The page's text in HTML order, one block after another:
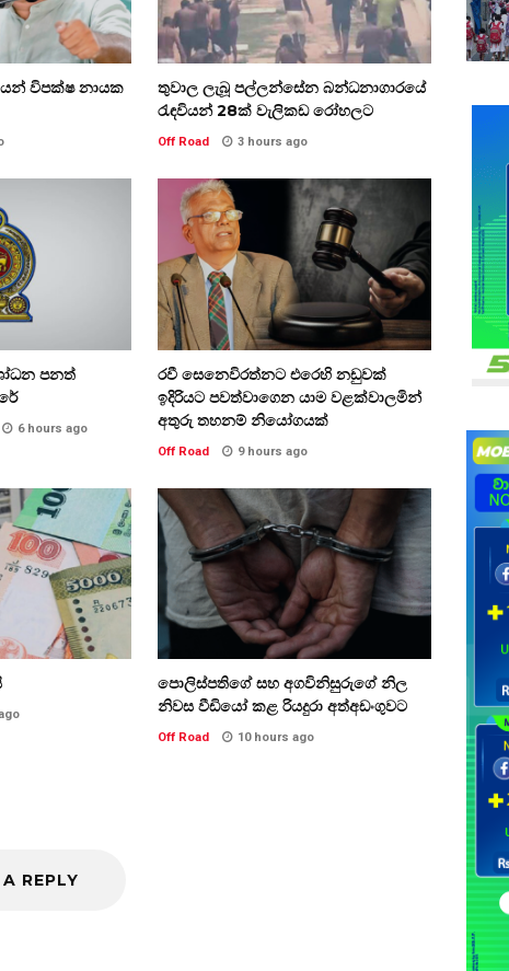
විපක්ෂ නායක
තුවාල ලැබූ පල්ලන්සේන බන්ධනාගාරයේ
රැඳවියන් 28ක් වැලිකඩ රෝහලට
Off Road 3 hours ago
පනත්
6 hours ago
රවී සෙනෙවිරත්නට එරෙහි නඩුවක්
ඉදිරියට පවත්වාගෙන යාම වළක්වාලමින්
අතුරු තහනම් නියෝගයක්
Off Road 9 hours ago
පොලිස්පතිගේ සහ අගවිනිසුරුගේ නිල
නිවස වීඩියෝ කළ රියදුරා අත්අඩංගුවට
Off Road 10 hours ago
REPLY